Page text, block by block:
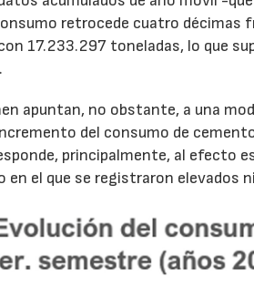
retrocede cuatro décimas
17.233.297 toneladas, lo que
apuntan, no obstante, a una
del consumo de
principalmente, al efecto
en el que se registraron elevados